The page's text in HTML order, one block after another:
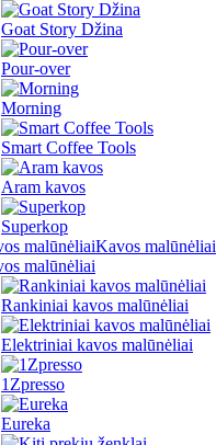
Goat Story Džina
Pour-over
Morning
Smart Coffee Tools
Aram kavos
Superkop
Kavos malūnėliai
Rankiniai kavos malūnėliai
Elektriniai kavos malūnėliai
1Zpresso
Eureka